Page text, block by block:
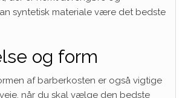
syntetisk materiale være det bedste
og form
af barberkosten er også vigtige
når du skal vælge den bedste